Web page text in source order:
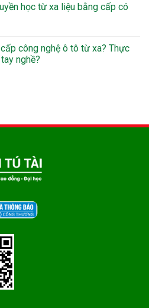
học từ xa liệu bằng cấp có
công nghệ ô tô từ xa? Thực
nghề?